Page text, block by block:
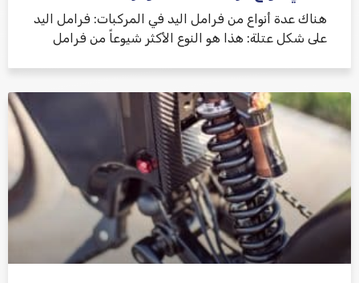
هناك عدة أنواع من فرامل اليد في المركبات: فرامل اليد
على شكل عتلة: هذا هو النوع الأكثر شيوعاً من فرامل